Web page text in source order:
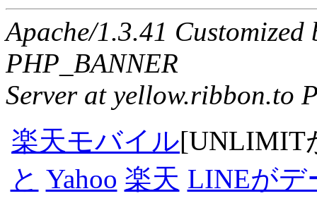
Apache/1.3.41 Customized
PHP_BANNER
Server at yellow.ribbon.to
楽天モバイル[UNLIMIT
と Yahoo 楽天 LINEがデ